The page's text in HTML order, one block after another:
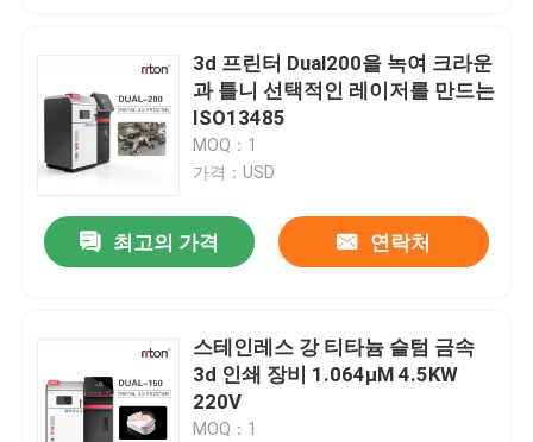
3d 프린터 Dual200을 녹여 크라운
과 틀니 선택적인 레이저를 만드는
ISO13485
MOQ：1
가격：USD
최고의 가격 연락처
스테인레스 강 티타늄 슬텀 금속
3d 인쇄 장비 1.064μM 4.5KW
220V
MOQ：1